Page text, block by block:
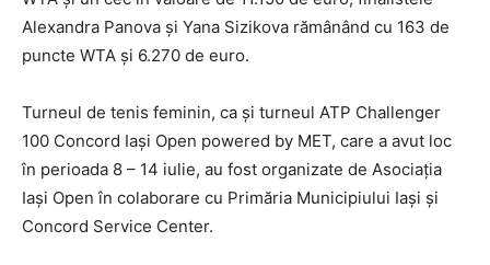
Alexandra Panova și Yana Sizikova rămânând cu 163 de
puncte WTA și 6.270 de euro.
Turneul de tenis feminin, ca și turneul ATP Challenger
100 Concord Iași Open powered by MET, care a avut loc
în perioada 8 – 14 iulie, au fost organizate de Asociația
Iași Open în colaborare cu Primăria Municipiului Iași și
Concord Service Center.